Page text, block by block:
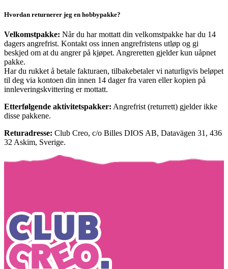
Hvordan returnerer jeg en hobbypakke?
Velkomstpakke: Når du har mottatt din velkomstpakke har du 14
dagers angrefrist. Kontakt oss innen angrefristens utløp og gi
beskjed om at du angrer på kjøpet. Angreretten gjelder kun uåpnet
pakke.
Har du rukket å betale fakturaen, tilbakebetaler vi naturligvis beløpet
til deg via kontoen din innen 14 dager fra varen eller kopien på
innleveringskvittering er mottatt.
Etterfølgende aktivitetspakker: Angrefrist (returrett) gjelder ikke
disse pakkene.
Returadresse: Club Creo, c/o Billes DIOS AB, Datavägen 31, 436
32 Askim, Sverige.